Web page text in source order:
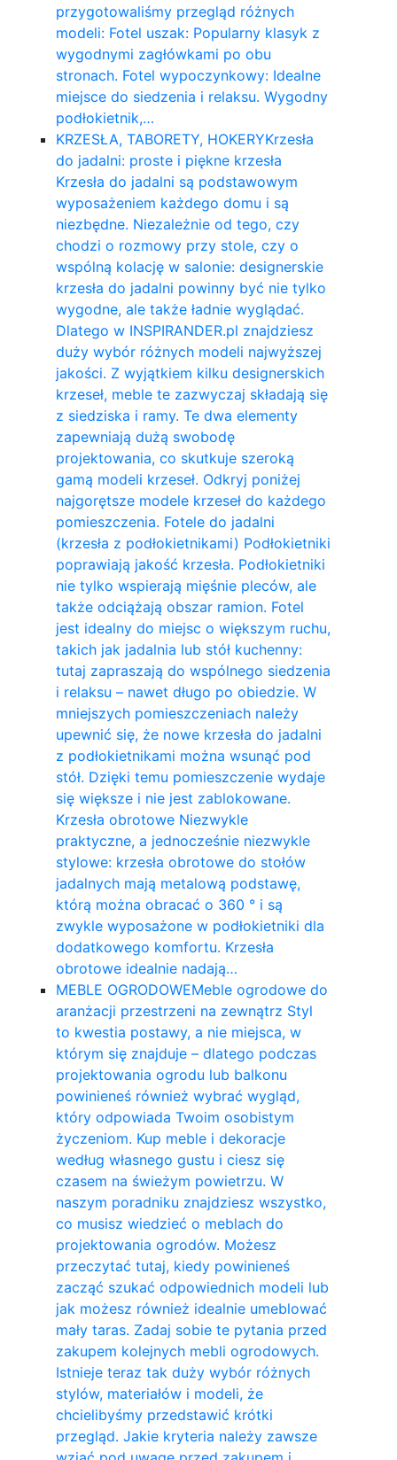
przygotowaliśmy przegląd różnych
modeli: Fotel uszak: Popularny klasyk z
wygodnymi zagłówkami po obu
stronach. Fotel wypoczynkowy: Idealne
miejsce do siedzenia i relaksu. Wygodny
podłokietnik,…
KRZESŁA, TABORETY, HOKERYKrzesła
do jadalni: proste i piękne krzesła
Krzesła do jadalni są podstawowym
wyposażeniem każdego domu i są
niezbędne. Niezależnie od tego, czy
chodzi o rozmowy przy stole, czy o
wspólną kolację w salonie: designerskie
krzesła do jadalni powinny być nie tylko
wygodne, ale także ładnie wyglądać.
Dlatego w INSPIRANDER.pl znajdziesz
duży wybór różnych modeli najwyższej
jakości. Z wyjątkiem kilku designerskich
krzeseł, meble te zazwyczaj składają się
z siedziska i ramy. Te dwa elementy
zapewniają dużą swobodę
projektowania, co skutkuje szeroką
gamą modeli krzeseł. Odkryj poniżej
najgorętsze modele krzeseł do każdego
pomieszczenia. Fotele do jadalni
(krzesła z podłokietnikami) Podłokietniki
poprawiają jakość krzesła. Podłokietniki
nie tylko wspierają mięśnie pleców, ale
także odciążają obszar ramion. ​Fotel
jest idealny do miejsc o większym ruchu,
takich jak jadalnia lub stół kuchenny:
tutaj zapraszają do wspólnego siedzenia
i relaksu – nawet długo po obiedzie. W
mniejszych pomieszczeniach należy
upewnić się, że nowe krzesła do jadalni
z podłokietnikami można wsunąć pod
stół. Dzięki temu pomieszczenie wydaje
się większe i nie jest zablokowane.
Krzesła obrotowe Niezwykle
praktyczne, a jednocześnie niezwykle
stylowe: krzesła obrotowe do stołów
jadalnych mają metalową podstawę,
którą można obracać o 360 ° i są
zwykle wyposażone w podłokietniki dla
dodatkowego komfortu. Krzesła
obrotowe idealnie nadają…
MEBLE OGRODOWEMeble ogrodowe do
aranżacji przestrzeni na zewnątrz Styl
to kwestia postawy, a nie miejsca, w
którym się znajduje – dlatego podczas
projektowania ogrodu lub balkonu
powinieneś również wybrać wygląd,
który odpowiada Twoim osobistym
życzeniom. Kup meble i dekoracje
według własnego gustu i ciesz się
czasem na świeżym powietrzu. W
naszym poradniku znajdziesz wszystko,
co musisz wiedzieć o meblach do
projektowania ogrodów. Możesz
przeczytać tutaj, kiedy powinieneś
zacząć szukać odpowiednich modeli lub
jak możesz również idealnie umeblować
mały taras. Zadaj sobie te pytania przed
zakupem kolejnych mebli ogrodowych.
Istnieje teraz tak duży wybór różnych
stylów, materiałów i modeli, że
chcielibyśmy przedstawić krótki
przegląd. Jakie kryteria należy zawsze